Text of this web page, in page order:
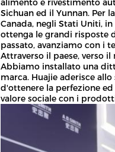
alimento e rivestimento
Sichuan ed il Yunnan. Per
Canada, negli Stati Uniti, in
ottenga le grandi risposte
passato, avanziamo con i
Attraverso il paese, verso il
Abbiamo installato una
marca. Huajie aderisce
d'ottenere la perfezione
valore sociale con i